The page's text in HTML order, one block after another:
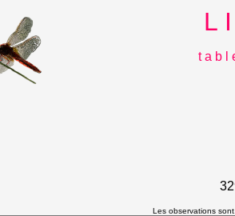
L
t a b l
Les observations